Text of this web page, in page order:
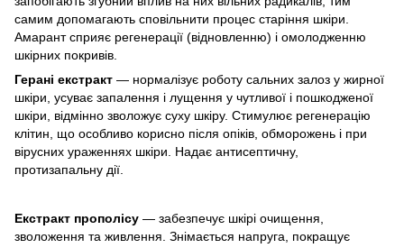
самим допомагають сповільнити процес старіння шкіри.
Амарант сприяє регенерації (відновленню) і омолодженню
шкірних покривів.
Герані екстракт — нормалізує роботу сальних залоз у жирної
шкіри, усуває запалення і лущення у чутливої і пошкодженої
шкіри, відмінно зволожує суху шкіру. Стимулює регенерацію
клітин, що особливо корисно після опіків, обморожень і при
вірусних ураженнях шкіри. Надає антисептичну,
протизапальну дії.
Екстракт прополісу — забезпечує шкірі очищення,
зволоження та живлення. Знімається напруга, покращує